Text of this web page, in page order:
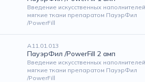
Введение искусственных
мягкие ткани препаратом ПауэрФил
/PowerFill
А11.01.013
ПауэрФил /PowerFill 2 амп
Введение искусственных
мягкие ткани препаратом ПауэрФил
/PowerFill